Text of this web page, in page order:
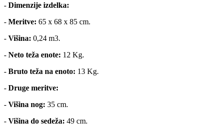
- Dimenzije izdelka:
- Meritve: 65 x 68 x 85 cm.
- Višina: 0,24 m3.
- Neto teža enote: 12 Kg.
- Bruto teža na enoto: 13 Kg.
- Druge meritve:
- Višina nog: 35 cm.
- Višina do sedeža: 49 cm.